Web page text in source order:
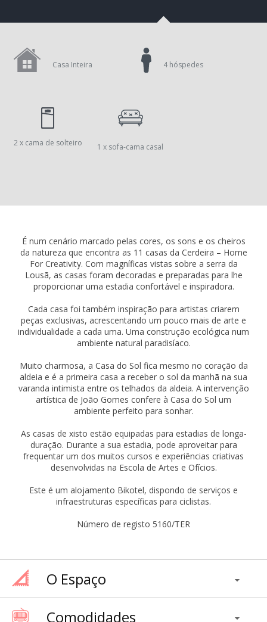
Casa Inteira
2 x cama de solteiro 1 x sofa-cama casal
4 hóspedes
É num cenário marcado pelas cores, os sons e os cheiros
da natureza que encontra as 11 casas da Cerdeira – Home
For Creativity. Com magníficas vistas sobre a serra da
Lousã, as casas foram decoradas e preparadas para lhe
proporcionar uma estadia confortável e inspiradora.
Cada casa foi também inspiração para artistas criarem
peças exclusivas, acrescentando um pouco mais de arte e
individualidade a cada uma. Uma construção ecológica num
ambiente natural paradisíaco.
Muito charmosa, a Casa do Sol fica mesmo no coração da
aldeia e é a primeira casa a receber o sol da manhã na sua
varanda intimista entre os telhados da aldeia. A intervenção
artística de João Gomes confere à Casa do Sol um
ambiente perfeito para sonhar.
As casas de xisto estão equipadas para estadias de longa-
duração. Durante a sua estadia, pode aproveitar para
frequentar um dos muitos cursos e experiências criativas
desenvolvidas na Escola de Artes e Ofícios.
Este é um alojamento Bikotel, dispondo de serviços e
infraestruturas específicas para ciclistas.
Número de registo 5160/TER
O Espaço
Comodidades